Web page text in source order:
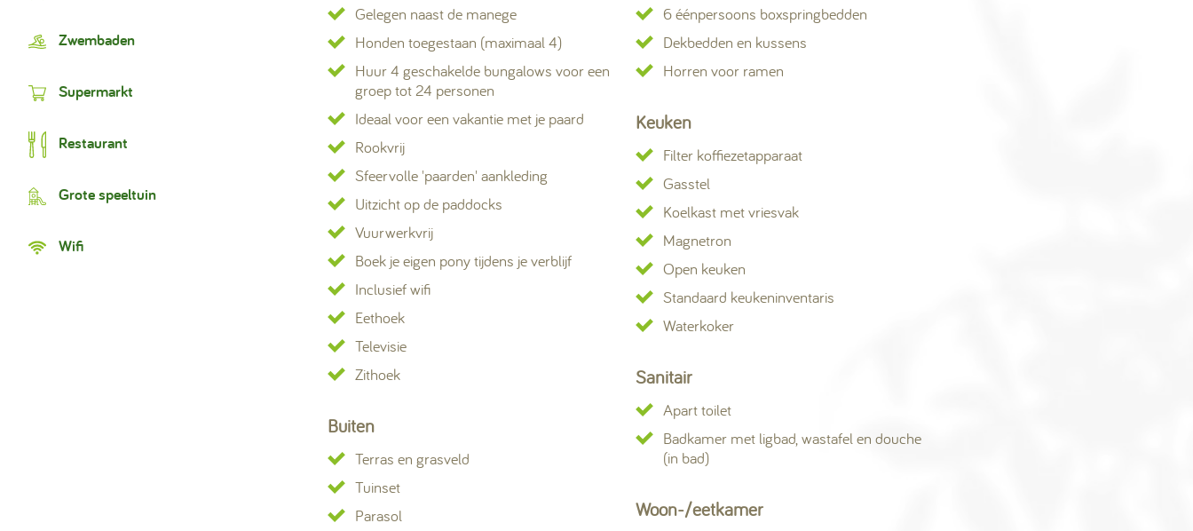
Zwembaden
Supermarkt
Restaurant
Grote speeltuin
Wifi
Gelegen naast de manege
Honden toegestaan (maximaal 4)
Huur 4 geschakelde bungalows voor een
groep tot 24 personen
Ideaal voor een vakantie met je paard
Rookvrij
Sfeervolle 'paarden' aankleding
Uitzicht op de paddocks
Vuurwerkvrij
Boek je eigen pony tijdens je verblijf
Inclusief wifi
Eethoek
Televisie
Zithoek
Buiten
Terras en grasveld
Tuinset
Parasol
6 éénpersoons boxspringbedden
Dekbedden en kussens
Horren voor ramen
Keuken
Filter koffiezetapparaat
Gasstel
Koelkast met vriesvak
Magnetron
Open keuken
Standaard keukeninventaris
Waterkoker
Sanitair
Apart toilet
Badkamer met ligbad, wastafel en douche
(in bad)
Woon-/eetkamer